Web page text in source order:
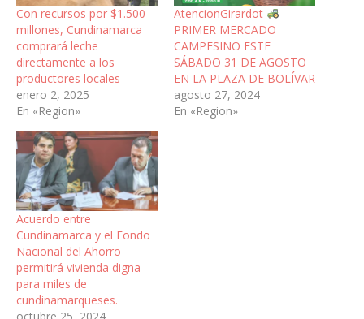
Con recursos por $1.500
millones, Cundinamarca
comprará leche
directamente a los
productores locales
enero 2, 2025
En «Region»
AtencionGirardot
PRIMER MERCADO
CAMPESINO ESTE
SÁBADO 31 DE AGOSTO
EN LA PLAZA DE BOLÍVAR
agosto 27, 2024
En «Region»
Acuerdo entre
Cundinamarca y el Fondo
Nacional del Ahorro
permitirá vivienda digna
para miles de
cundinamarqueses.